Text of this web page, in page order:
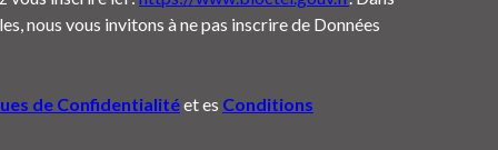
nous vous invitons à ne pas inscrire de Données
de Confidentialitéet es Conditions